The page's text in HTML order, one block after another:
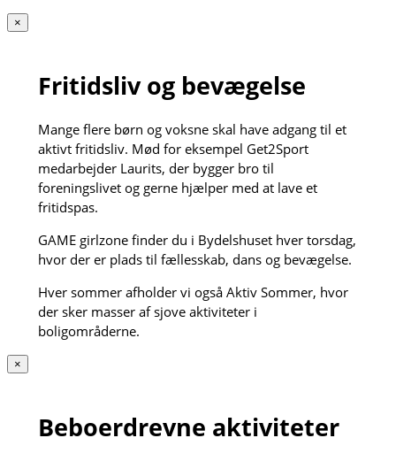
×
Fritidsliv og bevægelse
Mange flere børn og voksne skal have adgang til et
aktivt fritidsliv. Mød for eksempel Get2Sport
medarbejder Laurits, der bygger bro til
foreningslivet og gerne hjælper med at lave et
fritidspas.
GAME girlzone finder du i Bydelshuset hver torsdag,
hvor der er plads til fællesskab, dans og bevægelse.
Hver sommer afholder vi også Aktiv Sommer, hvor
der sker masser af sjove aktiviteter i
boligområderne.
×
Beboerdrevne aktiviteter